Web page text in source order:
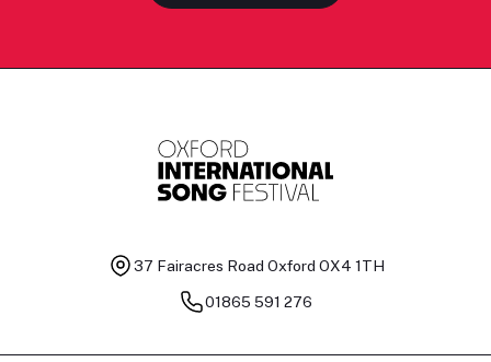
37 Fairacres Road Oxford OX4 1TH
01865 591 276